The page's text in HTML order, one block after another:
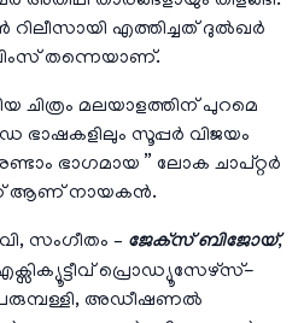
എത്തിച്ചത് ദുൽഖർ
തന്നെയാണ്.
ചിത്രം മലയാളത്തിന് പുറമെ
ഭാഷകളിലും സൂപ്പർ വിജയം
രണ്ടാം ഭാഗമായ ” ലോക ചാപ്റ്റർ
ആണ് നായകൻ.
സംഗീതം – ജേക്‌സ് ബിജോയ്,
പ്രൊഡ്യൂസേഴ്സ്-
അഡീഷണൽ